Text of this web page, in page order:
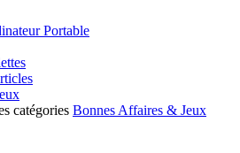
Portable
catégories Bonnes Affaires & Jeux